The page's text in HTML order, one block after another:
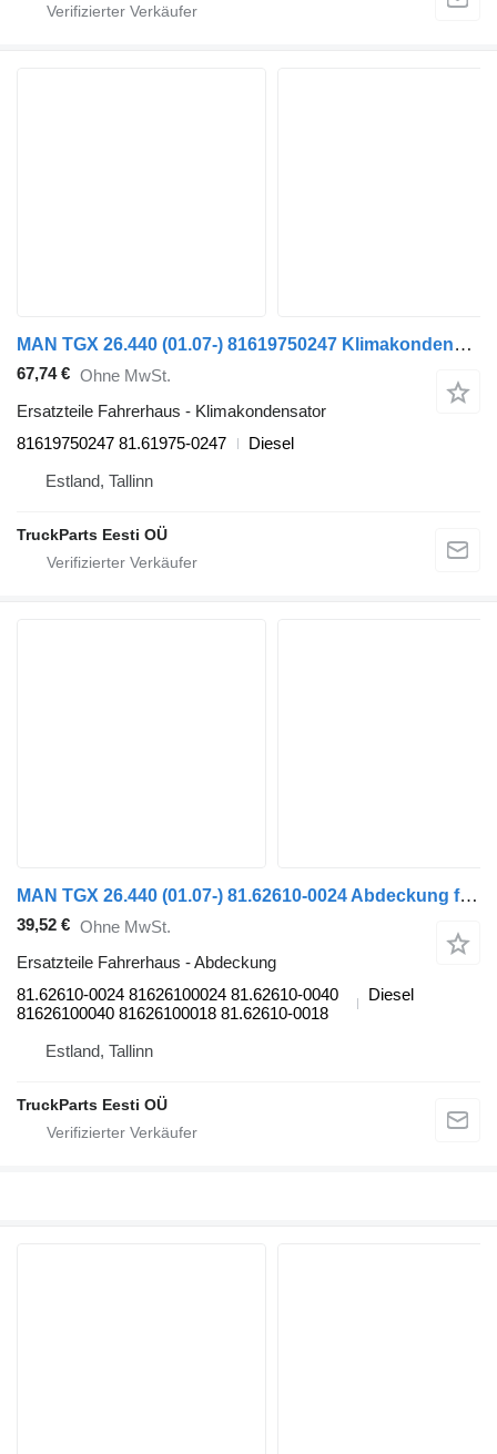
MAN TGX 26.440 (01.07-) 81619750247 Klimakondensator für MAN TGL, TGM, TGS, TGX (2005-2021) Sattelzugmaschine
67,74 € Ohne MwSt.
Ersatzteile Fahrerhaus - Klimakondensator
81619750247 81.61975-0247
Diesel
Estland, Tallinn
TruckParts Eesti OÜ
MAN TGX 26.440 (01.07-) 81.62610-0024 Abdeckung für MAN TGL, TGM, TGS, TGX (2005-2021) Sattelzugmaschine
39,52 € Ohne MwSt.
Ersatzteile Fahrerhaus - Abdeckung
81.62610-0024 81626100024 81.62610-0040
81626100040 81626100018 81.62610-0018
Diesel
Estland, Tallinn
TruckParts Eesti OÜ